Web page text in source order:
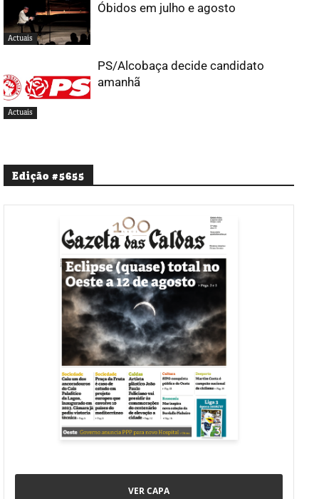
Actuais
Óbidos em julho e agosto
Actuais
PS/Alcobaça decide candidato
amanhã
Edição #5655
VER CAPA